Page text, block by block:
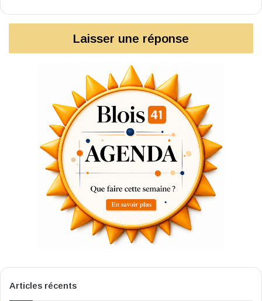
Laisser une réponse
Articles récents